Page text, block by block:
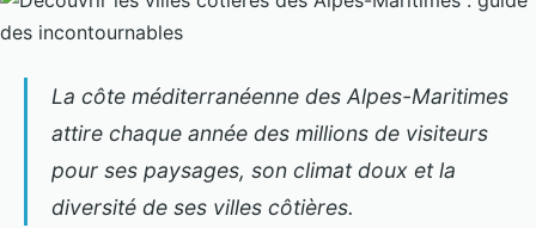
La côte méditerranéenne des Alpes-Maritimes
attire chaque année des millions de visiteurs
pour ses paysages, son climat doux et la
diversité de ses villes côtières.